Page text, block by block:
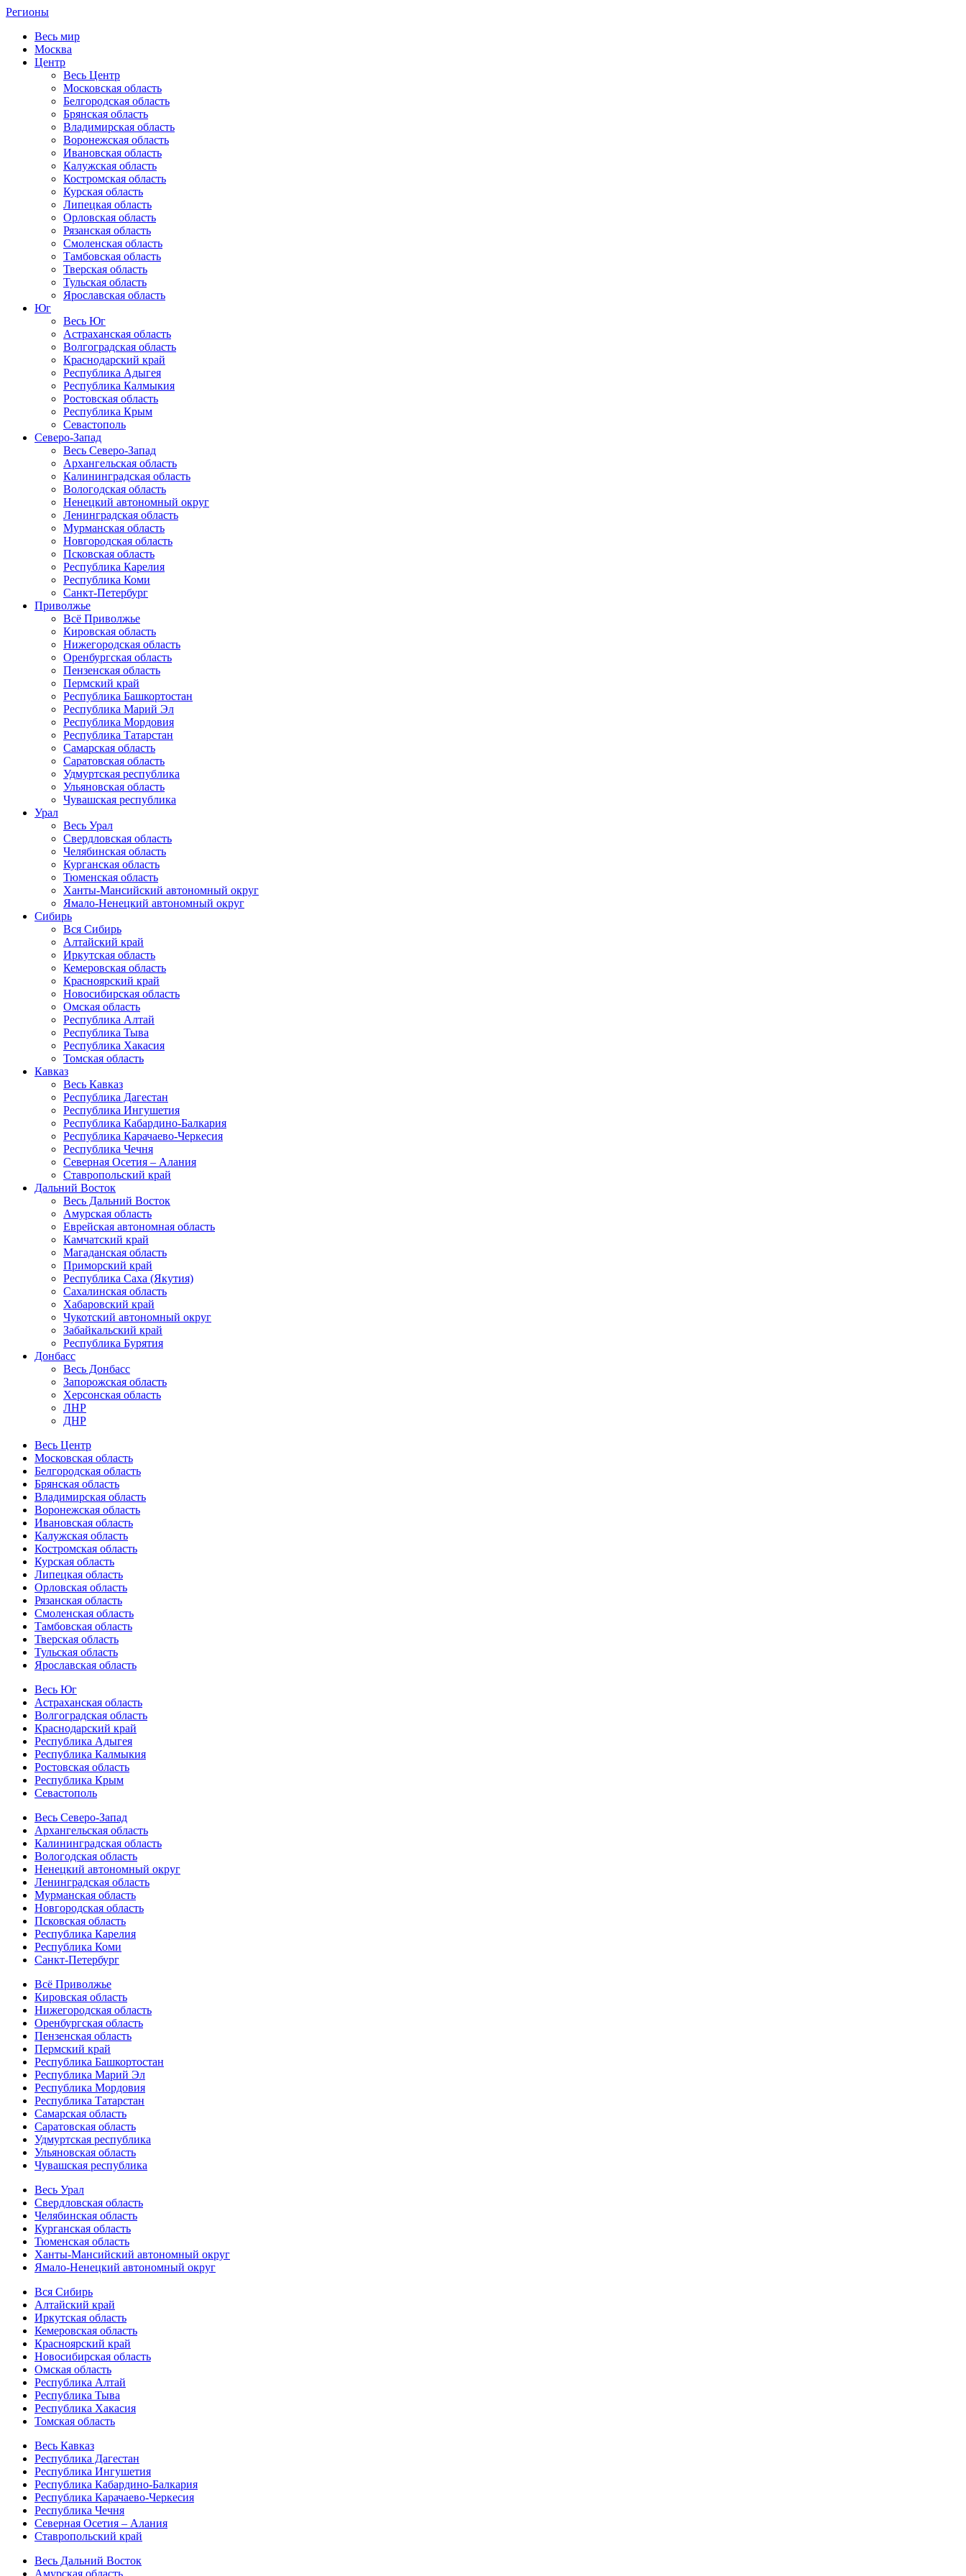
Регионы
Весь мир
Москва
Центр
Весь Центр
Московская область
Белгородская область
Брянская область
Владимирская область
Воронежская область
Ивановская область
Калужская область
Костромская область
Курская область
Липецкая область
Орловская область
Рязанская область
Смоленская область
Тамбовская область
Тверская область
Тульская область
Ярославская область
Юг
Весь Юг
Астраханская область
Волгоградская область
Краснодарский край
Республика Адыгея
Республика Калмыкия
Ростовская область
Республика Крым
Севастополь
Северо-Запад
Весь Северо-Запад
Архангельская область
Калининградская область
Вологодская область
Ненецкий автономный округ
Ленинградская область
Мурманская область
Новгородская область
Псковская область
Республика Карелия
Республика Коми
Санкт-Петербург
Приволжье
Всё Приволжье
Кировская область
Нижегородская область
Оренбургская область
Пензенская область
Пермский край
Республика Башкортостан
Республика Марий Эл
Республика Мордовия
Республика Татарстан
Самарская область
Саратовская область
Удмуртская республика
Ульяновская область
Чувашская республика
Урал
Весь Урал
Свердловская область
Челябинская область
Курганская область
Тюменская область
Ханты-Мансийский автономный округ
Ямало-Ненецкий автономный округ
Сибирь
Вся Сибирь
Алтайский край
Иркутская область
Кемеровская область
Красноярский край
Новосибирская область
Омская область
Республика Алтай
Республика Тыва
Республика Хакасия
Томская область
Кавказ
Весь Кавказ
Республика Дагестан
Республика Ингушетия
Республика Кабардино-Балкария
Республика Карачаево-Черкесия
Республика Чечня
Северная Осетия – Алания
Ставропольский край
Дальний Восток
Весь Дальний Восток
Амурская область
Еврейская автономная область
Камчатский край
Магаданская область
Приморский край
Республика Саха (Якутия)
Сахалинская область
Хабаровский край
Чукотский автономный округ
Забайкальский край
Республика Бурятия
Донбасс
Весь Донбасс
Запорожская область
Херсонская область
ЛНР
ДНР
Весь Центр
Московская область
Белгородская область
Брянская область
Владимирская область
Воронежская область
Ивановская область
Калужская область
Костромская область
Курская область
Липецкая область
Орловская область
Рязанская область
Смоленская область
Тамбовская область
Тверская область
Тульская область
Ярославская область
Весь Юг
Астраханская область
Волгоградская область
Краснодарский край
Республика Адыгея
Республика Калмыкия
Ростовская область
Республика Крым
Севастополь
Весь Северо-Запад
Архангельская область
Калининградская область
Вологодская область
Ненецкий автономный округ
Ленинградская область
Мурманская область
Новгородская область
Псковская область
Республика Карелия
Республика Коми
Санкт-Петербург
Всё Приволжье
Кировская область
Нижегородская область
Оренбургская область
Пензенская область
Пермский край
Республика Башкортостан
Республика Марий Эл
Республика Мордовия
Республика Татарстан
Самарская область
Саратовская область
Удмуртская республика
Ульяновская область
Чувашская республика
Весь Урал
Свердловская область
Челябинская область
Курганская область
Тюменская область
Ханты-Мансийский автономный округ
Ямало-Ненецкий автономный округ
Вся Сибирь
Алтайский край
Иркутская область
Кемеровская область
Красноярский край
Новосибирская область
Омская область
Республика Алтай
Республика Тыва
Республика Хакасия
Томская область
Весь Кавказ
Республика Дагестан
Республика Ингушетия
Республика Кабардино-Балкария
Республика Карачаево-Черкесия
Республика Чечня
Северная Осетия – Алания
Ставропольский край
Весь Дальний Восток
Амурская область